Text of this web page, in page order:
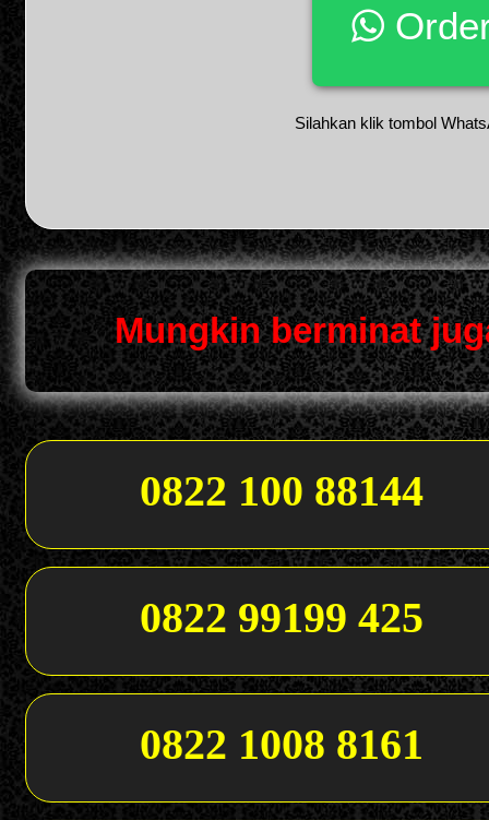
Silahkan klik tombol
Mungkin berminat
0822 100 88144
0822 99199 425
0822 1008 8161